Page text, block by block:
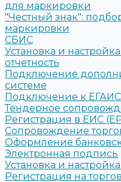
для маркировки
"Честный знак":
маркировки
СБИС
Установка и
отчетность
Подключение
системе
Подключение к
Тендерное
Регистрация в ЕИС
Сопровождение
Оформление
Электронная подпись
Установка и
Регистрация на